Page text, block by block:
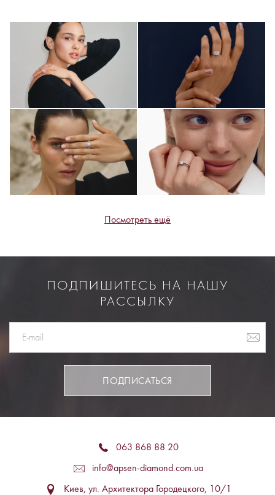
Посмотреть ещё
ПОДПИШИТЕСЬ НА НАШУ
РАССЫЛКУ
ПОДПИСАТЬСЯ
063 868 88 20
info@apsen-diamond.com.ua
Киев, ул. Архитектора Городецкого, 10/1